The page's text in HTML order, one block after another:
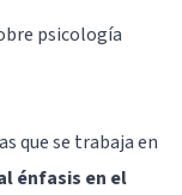
psicología
que se trabaja en
énfasis en el